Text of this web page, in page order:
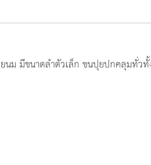
นม มีขนาดลำตัวเล็ก ขนปุยปกคลุมทั่วทั้